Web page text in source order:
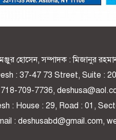
হোসেন, সম্পাদক : মিজানুর
: 37-47 73 Street, Suite :
709-7736,
: House : 29, Road : 01,
: deshusabd@gmail.com,